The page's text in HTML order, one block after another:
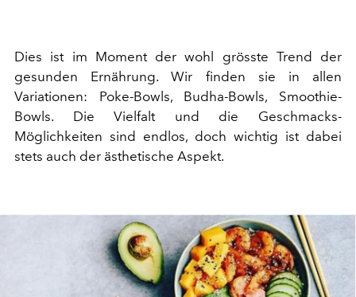
Dies ist im Moment der wohl grösste Trend der
gesunden Ernährung. Wir finden sie in allen
Variationen: Poke-Bowls, Budha-Bowls, Smoothie-
Bowls. Die Vielfalt und die Geschmacks-
Möglichkeiten sind endlos, doch wichtig ist dabei
stets auch der ästhetische Aspekt.